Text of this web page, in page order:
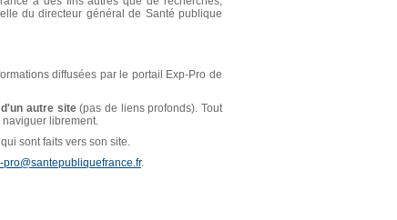
du directeur général de Santé publique
diffusées par le portail Exp-Pro de
autre site(pas de liens profonds). Tout
naviguer librement.
sont faits vers son site.
pro@santepubliquefrance.fr.